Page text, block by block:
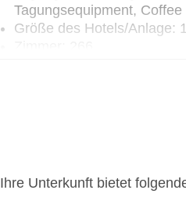
Tagungsequipment, Coffee
Größe des Hotels/Anlage:
Ihre Unterkunft bietet